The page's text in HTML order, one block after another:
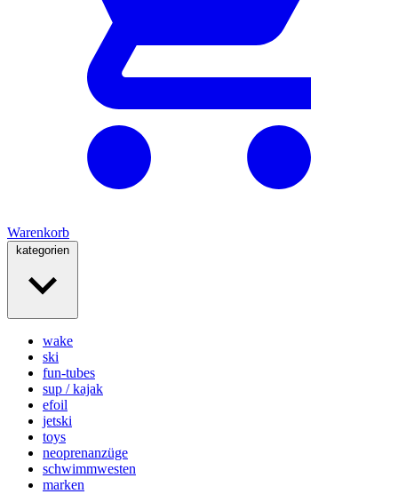
Warenkorb
kategorien
wake
ski
fun-tubes
sup / kajak
efoil
jetski
toys
neoprenanzüge
schwimmwesten
marken